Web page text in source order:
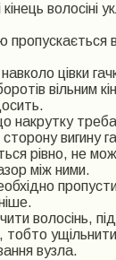
волосіні
пропускається
цівки
вільним
накрутку
вигину
рівно, не
між ними.
волосінь,
тобто
вузла.